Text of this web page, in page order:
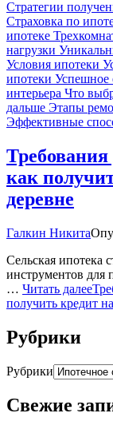
Стратегии
Страховка по
ипотеке
нагрузки
Условия ипотеки
ипотеки Успешное
интерьера Что
дальше Этапы
Эффективные
как
деревне
Галкин Никита
Сельская ипотека
инструментов для
… Читать далее
получить кредит
Рубрики
Рубрики
Свежие